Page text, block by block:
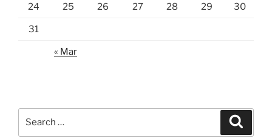
24 25 26 27 28 29 30
31
« Mar